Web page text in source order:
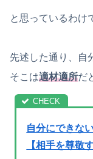
と思っているわけ
先述した通り、自
そこは適材適所だ
自分にできな
【相手を尊敬